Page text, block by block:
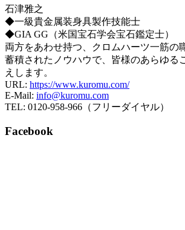
石津雅之
◆一級貴金属装身具製作技能士
◆GIA GG（米国宝石学会宝石鑑定士）
両方をあわせ持つ、クロムハーツ一筋の
蓄積されたノウハウで、皆様のあらゆる
えします。
URL: https://www.kuromu.com/
E-Mail: info@kuromu.com
TEL: 0120-958-966（フリーダイヤル）
Facebook